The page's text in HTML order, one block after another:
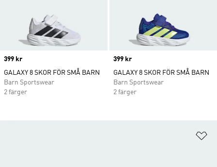
Price
399 kr
GALAXY 8 SKOR FÖR SMÅ BARN
Barn Sportswear
2 färger
Price
399 kr
GALAXY 8 SKOR FÖR SMÅ BARN
Barn Sportswear
2 färger